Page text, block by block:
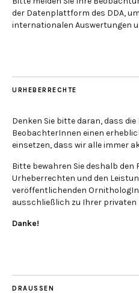
der Datenplattform des DDA,
internationalen Auswertungen
URHEBERRECHTE
Denken Sie bitte daran, dass
BeobachterInnen einen
einsetzen, dass wir alle immer
Bitte bewahren Sie deshalb den
Urheberrechten und den
veröffentlichenden
ausschließlich zu Ihrer
Danke!
DRAUSSEN